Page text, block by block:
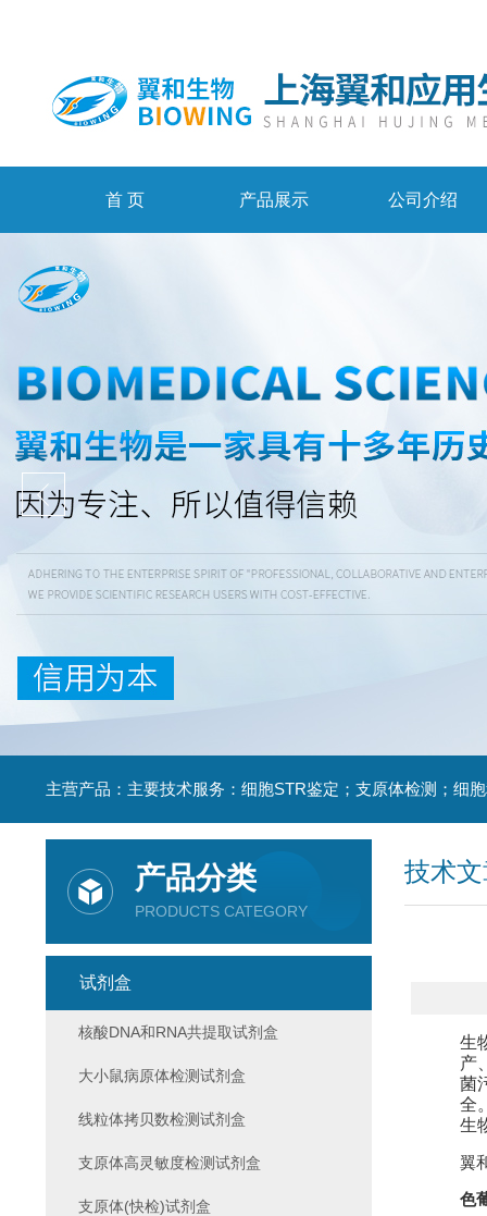
首 页 产品展示 公司介绍
技术
生
产
菌
全
生
翼
色
产品分类
PRODUCTS CATEGORY
试剂盒
核酸DNA和RNA共提取试剂盒
大小鼠病原体检测试剂盒
线粒体拷贝数检测试剂盒
支原体高灵敏度检测试剂盒
支原体(快检)试剂盒